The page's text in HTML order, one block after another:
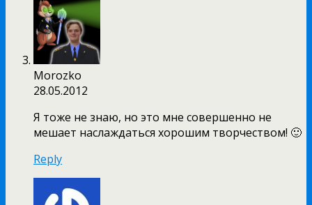
Morozko
28.05.2012
Я тоже не знаю, но это мне совершенно не
мешает наслаждаться хорошим творчеством! 🙂
Reply